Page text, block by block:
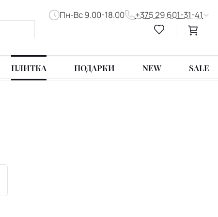
Пн-Вс 9.00-18.00 +375 29 601-31-41
ПЛИТКА ПОДАРКИ NEW SALE